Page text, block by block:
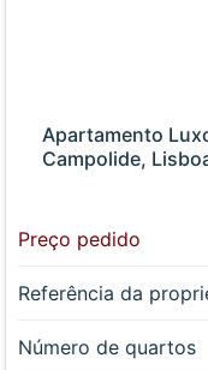
Apartamento
Campolide,
Preço pedido
Referência da
Número de quartos